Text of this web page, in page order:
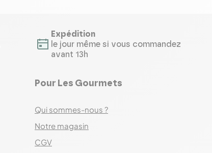
Expédition
le jour même si vous commandez
avant 13h
Pour Les Gourmets
Qui sommes-nous ?
Notre magasin
CGV